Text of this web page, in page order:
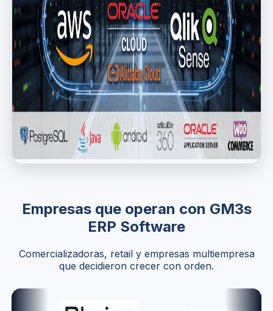
Empresas que operan con GM3s
ERP Software
Comercializadoras, retail y empresas multiempresa
que decidieron crecer con orden.